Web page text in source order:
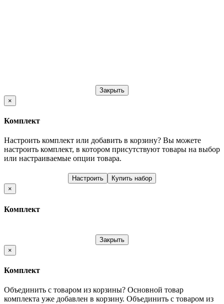
Закрыть
×
Комплект
Настроить комплект или добавить в корзину? Вы можете
настроить комплект, в котором присутствуют товары на выбор
или настраиваемые опции товара.
Настроить
Купить набор
×
Комплект
Закрыть
×
Комплект
Объединить с товаром из корзины? Основной товар
комплекта уже добавлен в корзину. Объединить с товаром из